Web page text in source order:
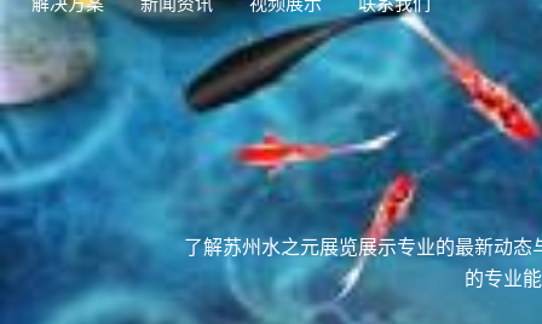
了解苏州水之元展览展示专业的最新动
的专业